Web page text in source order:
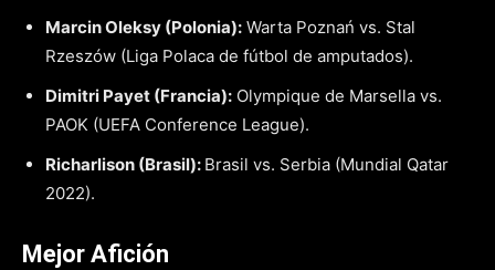
Marcin Oleksy (Polonia): Warta Poznań vs. Stal
Rzeszów (Liga Polaca de fútbol de amputados).
Dimitri Payet (Francia): Olympique de Marsella vs.
PAOK (UEFA Conference League).
Richarlison (Brasil): Brasil vs. Serbia (Mundial Qatar
2022).
Mejor Afición